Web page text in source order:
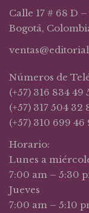
Calle 17 # 68 D –
Bogotá,
Números de
(+57) 316 834 49
(+57) 317 504 32
(+57) 310 699 46
Horario:
Lunes a
7:00 am – 5:30
Jueves
7:00 am – 5:10